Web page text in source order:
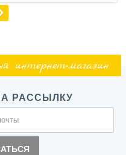
интернет-магазин
РАССЫЛКУ